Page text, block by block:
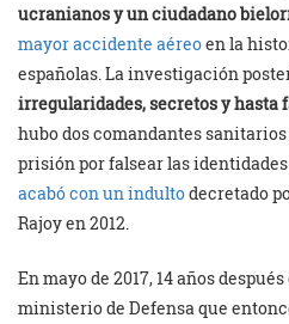
ucranianos y un ciudadano
mayor accidente aéreoen la
españolas. La investigación
irregularidades, secretos y hasta
hubo dos comandantes sanitarios
prisión por falsear las
acabó con un indultodecretado
Rajoy en 2012.
En mayo de 2017, 14 años
ministerio de Defensa que